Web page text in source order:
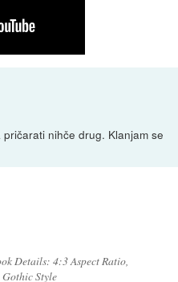
nihče drug. Klanjam se
Details: 4:3 Aspect Ratio,
Style